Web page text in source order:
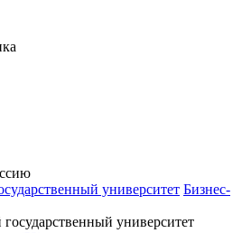
университет Бизнес-